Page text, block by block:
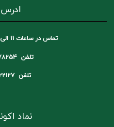
تماس در ساعات 11 الی 13:30 و 17 الی 20
تلفن 09364678254
تلفن 09126722127
نماد